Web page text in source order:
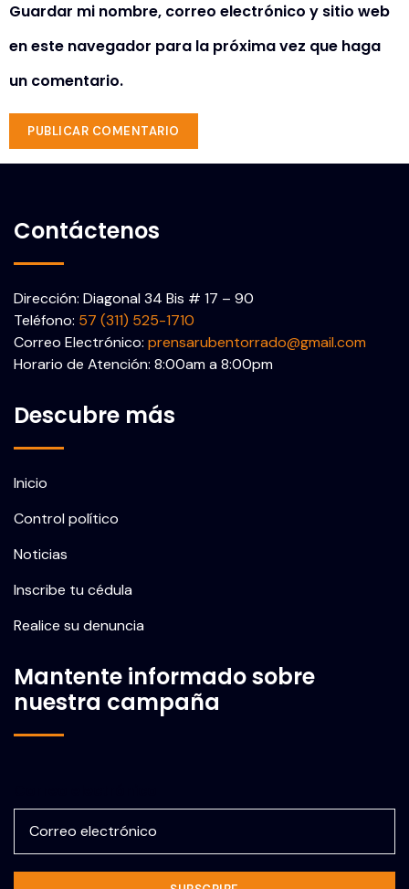
Guardar mi nombre, correo electrónico y sitio web
en este navegador para la próxima vez que haga
un comentario.
Contáctenos
Dirección: Diagonal 34 Bis # 17 – 90
Teléfono: 57 (311) 525-1710
Correo Electrónico: prensarubentorrado@gmail.com
Horario de Atención: 8:00am a 8:00pm
Descubre más
Inicio
Control político
Noticias
Inscribe tu cédula
Realice su denuncia
Mantente informado sobre
nuestra campaña